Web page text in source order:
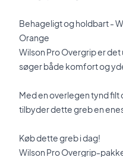
Behageligt og holdbart -
Orange
Wilson Pro Overgrip er
søger både komfort og
Med en overlegen tynd
tilbyder dette greb en
Køb dette greb i dag!
Wilson Pro Overgrip-